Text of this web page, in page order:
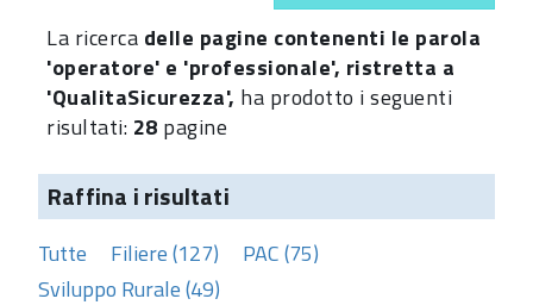
La ricerca delle pagine contenenti le parola
'operatore' e 'professionale', ristretta a
'QualitaSicurezza', ha prodotto i seguenti
risultati: 28 pagine
Raffina i risultati
Tutte Filiere (127)
PAC (75)
Sviluppo Rurale (49)